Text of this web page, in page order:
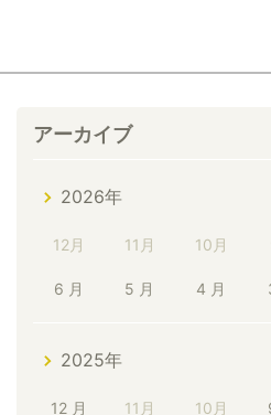
アーカイブ
2026年
12月 11月 10月
6 月 5 月 4 月
2025年
12 月 11月 10月